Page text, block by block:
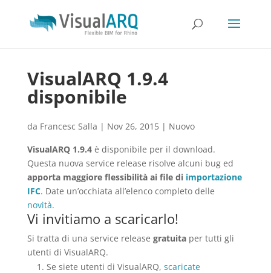
VisualARQ 1.9.4
disponibile
da Francesc Salla | Nov 26, 2015| Nuovo
VisualARQ 1.9.4è disponibile per il download.
Questa nuova service release risolve alcuni bug ed
apporta maggiore flessibilità ai file di importazione
IFC. Date un’occhiata all’elenco completo delle
novità.
Vi invitiamo a scaricarlo!
Si tratta di una service release gratuitaper tutti gli
utenti di VisualARQ.
Se siete utenti di VisualARQ, scaricate